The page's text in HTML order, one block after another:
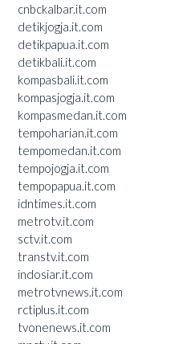
cnbckalbar.it.com
detikjogja.it.com
detikpapua.it.com
detikbali.it.com
kompasbali.it.com
kompasjogja.it.com
kompasmedan.it.com
tempoharian.it.com
tempomedan.it.com
tempojogja.it.com
tempopapua.it.com
idntimes.it.com
metrotv.it.com
sctv.it.com
transtv.it.com
indosiar.it.com
metrotvnews.it.com
rctiplus.it.com
tvonenews.it.com